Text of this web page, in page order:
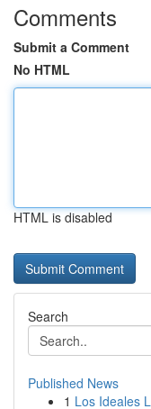
Comments
Submit a Comment
No HTML
HTML is disabled
Search
Published News
1 Los Ideales